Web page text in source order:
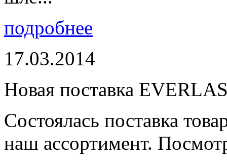
подробнее
17.03.2014
Новая поставка
Состоялась поставка
наш ассортимент.